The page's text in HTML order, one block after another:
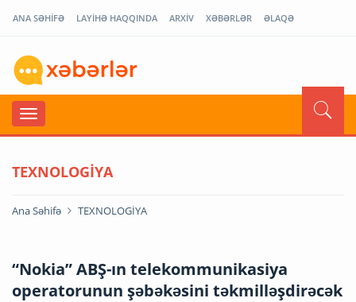
ANA SƏHİFƏ LAYİHƏ HAQQINDA ARXİV XƏBƏRLƏR ƏLAQƏ
TEXNOLOGİYA
Ana Səhifə TEXNOLOGİYA
“Nokia” ABŞ-ın telekommunikasiya
operatorunun şəbəkəsini təkmilləşdirəcək